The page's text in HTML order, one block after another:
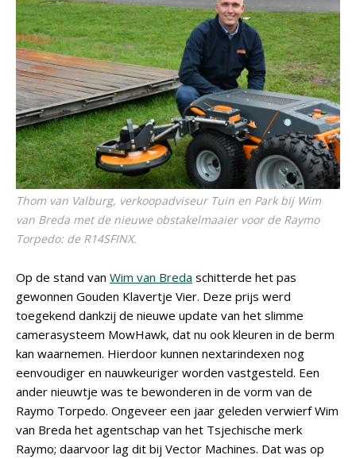
Thom van Valburg, verkoopadviseur Tuin en Park bij Wim
van Breda met de nieuwe obstakelmaaier voor de Raymo
Torpedo: de R14SFINX.
Op de stand van Wim van Breda schitterde het pas
gewonnen Gouden Klavertje Vier. Deze prijs werd
toegekend dankzij de nieuwe update van het slimme
camerasysteem MowHawk, dat nu ook kleuren in de berm
kan waarnemen. Hierdoor kunnen nextarindexen nog
eenvoudiger en nauwkeuriger worden vastgesteld. Een
ander nieuwtje was te bewonderen in de vorm van de
Raymo Torpedo. Ongeveer een jaar geleden verwierf Wim
van Breda het agentschap van het Tsjechische merk
Raymo; daarvoor lag dit bij Vector Machines. Dat was op